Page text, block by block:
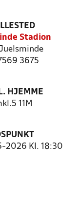
Stadion
3675
HJEMME
11M
2026 Kl. 18:30